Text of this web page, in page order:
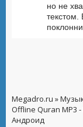
но не
Megadro.ru »
Offline Quran MP3
Андроид